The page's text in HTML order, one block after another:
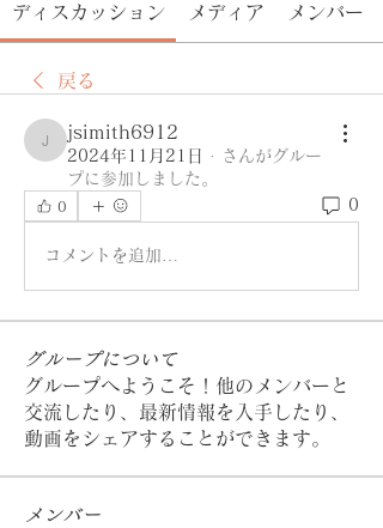
ディスカッション メディア メンバー
戻る
jsimith6912
jsimith6912
2024年11月21日 ·
さんがグルー
プに参加しました。
0 0
コメントを追加…
グループについて
グループへようこそ！他のメンバーと
交流したり、最新情報を入手したり、
動画をシェアすることができます。
メンバー